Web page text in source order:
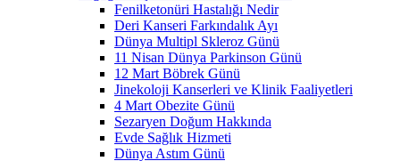
Fenilketonüri Hastalığı Nedir
Deri Kanseri Farkındalık Ayı
Dünya Multipl Skleroz Günü
11 Nisan Dünya Parkinson Günü
12 Mart Böbrek Günü
Jinekoloji Kanserleri ve Klinik Faaliyetleri
4 Mart Obezite Günü
Sezaryen Doğum Hakkında
Evde Sağlık Hizmeti
Dünya Astım Günü